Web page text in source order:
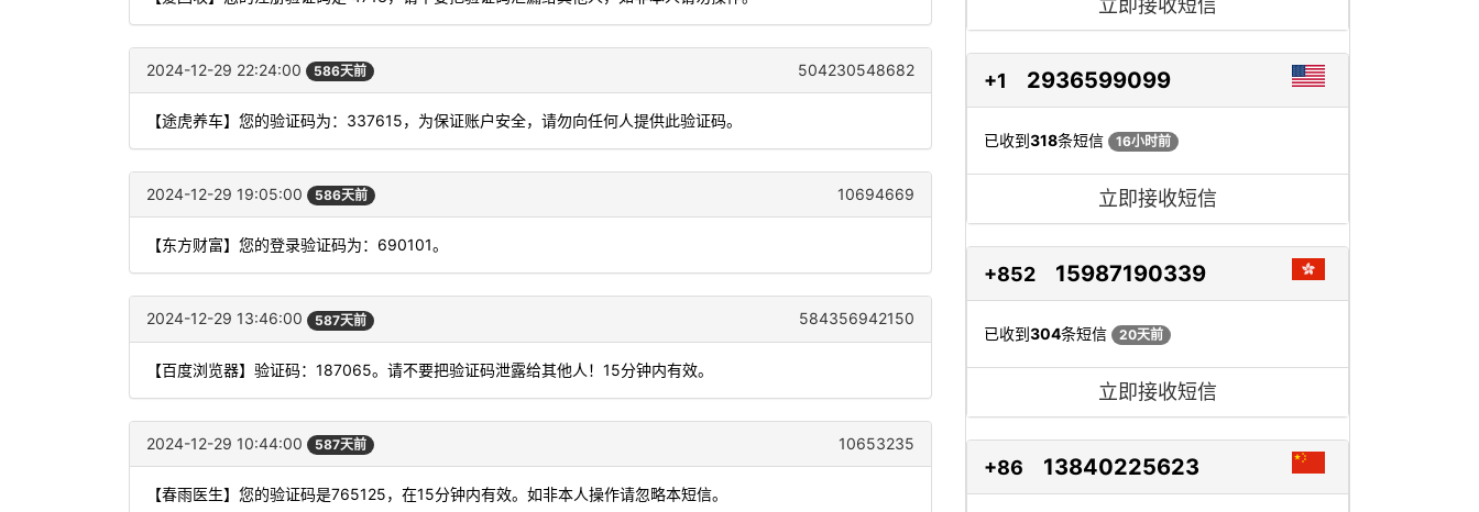
2024-12-29 22:24:00 586天前 504230548682
【途虎养车】您的验证码为：337615，为保证账户安全，请勿向任何人提供此验证码。
2024-12-29 19:05:00 586天前 10694669
【东方财富】您的登录验证码为：690101。
2024-12-29 13:46:00 587天前 584356942150
【百度浏览器】验证码：187065。请不要把验证码泄露给其他人！15分钟内有效。
2024-12-29 10:44:00 587天前 10653235
【春雨医生】您的验证码是765125，在15分钟内有效。如非本人操作请忽略本短信。
+1 2936599099
已收到318条短信 16小时前
立即接收短信
+852 15987190339
已收到304条短信 20天前
立即接收短信
+86 13840225623